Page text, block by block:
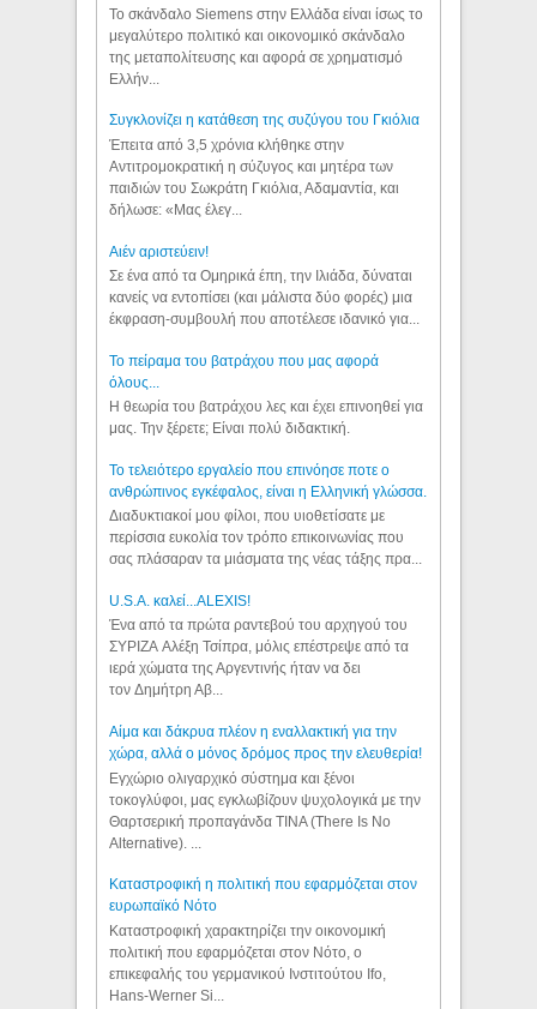
Το σκάνδαλο Siemens στην Ελλάδα είναι ίσως το
μεγαλύτερο πολιτικό και οικονομικό σκάνδαλο
της μεταπολίτευσης και αφορά σε χρηματισμό
Ελλήν...
Συγκλονίζει η κατάθεση της συζύγου του Γκιόλια
Έπειτα από 3,5 χρόνια κλήθηκε στην
Αντιτρομοκρατική η σύζυγος και μητέρα των
παιδιών του Σωκράτη Γκιόλια, Αδαμαντία, και
δήλωσε: «Μας έλεγ...
Aιέν αριστεύειν!
Σε ένα από τα Ομηρικά έπη, την Ιλιάδα, δύναται
κανείς να εντοπίσει (και μάλιστα δύο φορές) μια
έκφραση-συμβουλή που αποτέλεσε ιδανικό για...
Το πείραμα του βατράχου που μας αφορά
όλους...
Η θεωρία του βατράχου λες και έχει επινοηθεί για
μας. Την ξέρετε; Είναι πολύ διδακτική.
Το τελειότερο εργαλείο που επινόησε ποτε ο
ανθρώπινος εγκέφαλος, είναι η Ελληνική γλώσσα.
Διαδυκτιακοί μου φίλοι, που υιοθετίσατε με
περίσσια ευκολία τον τρόπο επικοινωνίας που
σας πλάσαραν τα μιάσματα της νέας τάξης πρα...
U.S.A. καλεί...ALEXIS!
Ένα από τα πρώτα ραντεβού του αρχηγού του
ΣΥΡΙΖΑ Αλέξη Τσίπρα, μόλις επέστρεψε από τα
ιερά χώματα της Αργεντινής ήταν να δει
τον Δημήτρη Αβ...
Αίμα και δάκρυα πλέον η εναλλακτική για την
χώρα, αλλά ο μόνος δρόμος προς την ελευθερία!
Εγχώριο ολιγαρχικό σύστημα και ξένοι
τοκογλύφοι, μας εγκλωβίζουν ψυχολογικά με την
Θαρτσερική προπαγάνδα TINA (There Is No
Alternative). ...
Καταστροφική η πολιτική που εφαρμόζεται στον
ευρωπαϊκό Νότο
Καταστροφική χαρακτηρίζει την οικονομική
πολιτική που εφαρμόζεται στον Νότο, ο
επικεφαλής του γερμανικού Ινστιτούτου Ifo,
Hans-Werner Si...